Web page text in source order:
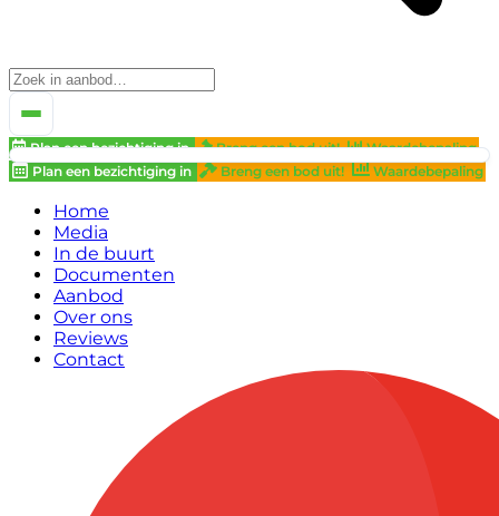
Plan een bezichtiging in Breng een bod uit!
Waardebepaling
Plan een bezichtiging in
Breng een bod uit! Waardebepaling
Home
Media
In de buurt
Documenten
Aanbod
Over ons
Reviews
Contact